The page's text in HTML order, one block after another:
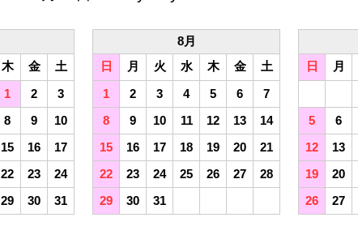
木 金
土
1
2
3
8 9
10
15 16
17
22 23
24
29 30 31
8月
日
月 火 水 木 金
土
1
2 3 4 5 6
7
8
9 10 11 12 13
14
15
16 17 18 19 20
21
22
23 24 25 26 27
28
29
30 31
日
月
5
6
12
13
19
20
26
27